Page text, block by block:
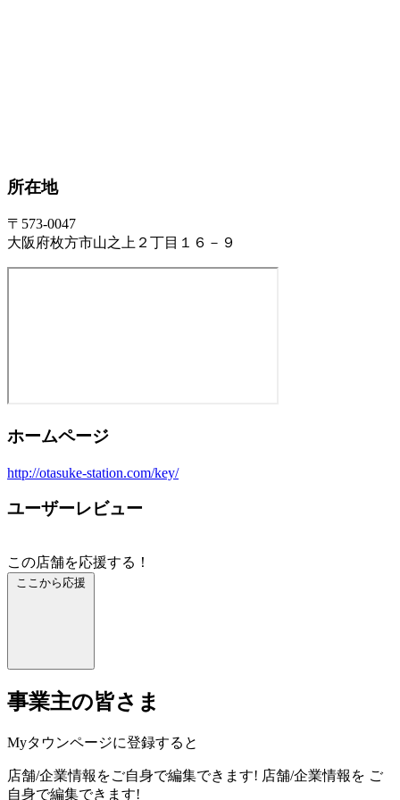
所在地
〒573-0047
大阪府枚方市山之上２丁目１６－９
ホームページ
http://otasuke-station.com/key/
ユーザーレビュー
この店舗を応援する！
ここから応援
事業主の皆さま
Myタウンページに登録すると
店舗/企業情報をご自身で編集できます! 店舗/企業情報を ご
自身で編集できます!